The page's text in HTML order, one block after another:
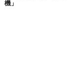
機」